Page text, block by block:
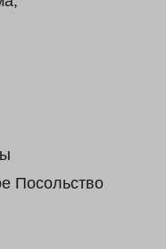
Посольство